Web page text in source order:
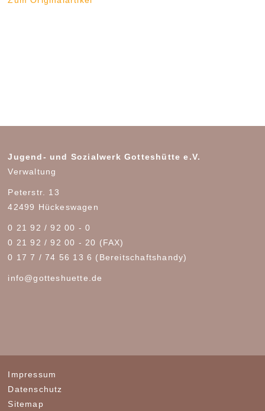
Jugend- und Sozialwerk Gotteshütte e.V.
Verwaltung
Peterstr. 13
42499 Hückeswagen
0 21 92 / 92 00 - 0
0 21 92 / 92 00 - 20 (FAX)
0 17 7 / 74 56 13 6 (Bereitschaftshandy)
info@gotteshuette.de
Impressum
Datenschutz
Sitemap